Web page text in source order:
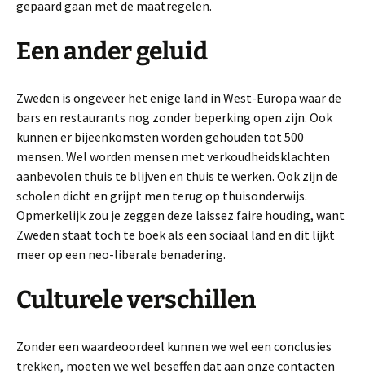
gepaard gaan met de maatregelen.
Een ander geluid
Zweden is ongeveer het enige land in West-Europa waar de
bars en restaurants nog zonder beperking open zijn. Ook
kunnen er bijeenkomsten worden gehouden tot 500
mensen. Wel worden mensen met verkoudheidsklachten
aanbevolen thuis te blijven en thuis te werken. Ook zijn de
scholen dicht en grijpt men terug op thuisonderwijs.
Opmerkelijk zou je zeggen deze laissez faire houding, want
Zweden staat toch te boek als een sociaal land en dit lijkt
meer op een neo-liberale benadering.
Culturele verschillen
Zonder een waardeoordeel kunnen we wel een conclusies
trekken, moeten we wel beseffen dat aan onze contacten